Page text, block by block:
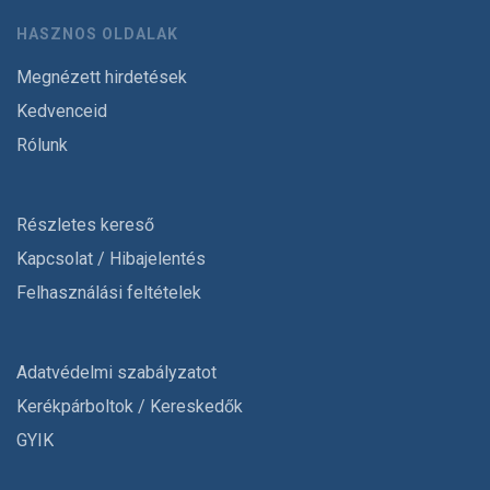
HASZNOS OLDALAK
Megnézett hirdetések
Kedvenceid
Rólunk
Részletes kereső
Kapcsolat / Hibajelentés
Felhasználási feltételek
Adatvédelmi szabályzatot
Kerékpárboltok / Kereskedők
GYIK